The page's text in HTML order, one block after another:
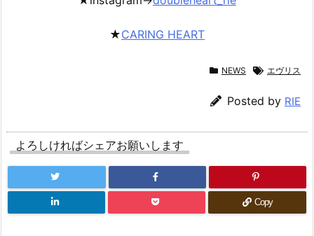
★CARING HEART
NEWS エヴリス
Posted by RIE
よろしければシェアお願いします
Copy